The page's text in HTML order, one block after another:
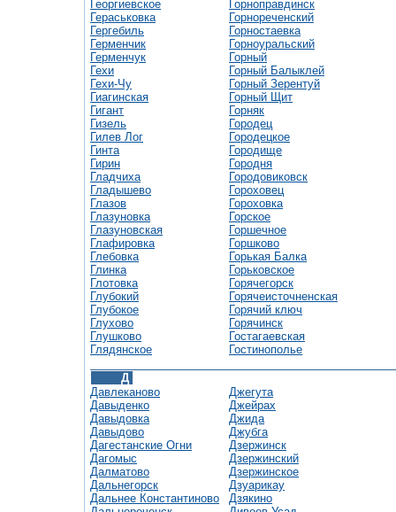
Георгиевское
Гераськовка
Гергебиль
Герменчик
Герменчук
Гехи
Гехи-Чу
Гиагинская
Гигант
Гизель
Гилев Лог
Гинта
Гирин
Гладчиха
Гладышево
Глазов
Глазуновка
Глазуновская
Глафировка
Глебовка
Глинка
Глотовка
Глубокий
Глубокое
Глухово
Глушково
Глядянское
Горноправдинск
Горнореченский
Горностаевка
Горноуральский
Горный
Горный Балыклей
Горный Зерентуй
Горный Щит
Горняк
Городец
Городецкое
Городище
Городня
Городовиковск
Гороховец
Гороховка
Горское
Горшечное
Горшково
Горькая Балка
Горьковское
Горячегорск
Горячеисточненская
Горячий ключ
Горячинск
Гостагаевская
Гостинополье
Д
Давлеканово
Давыденко
Давыдовка
Давыдово
Дагестанские Огни
Дагомыс
Далматово
Дальнегорск
Дальнее Константиново
Джегута
Джейрах
Джида
Джубга
Дзержинск
Дзержинский
Дзержинское
Дзуарикау
Дзякино